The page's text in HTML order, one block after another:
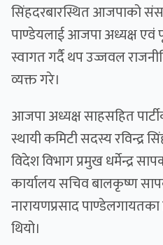
सिंहदरबारस्थित आजपाको
पाण्डेयलाई आजपा अध्यक्ष एवं
स्वागत गर्दै थप उज्जवल
व्यक्त गरे।
आजपा अध्यक्ष साहसहित
स्थायी कमिटी सदस्य रविन्द्र
विदेश विभाग प्रमुख धर्मेन्द्र
कार्यालय सचिव बालकृष्ण
नारायणप्रसाद
थियो।